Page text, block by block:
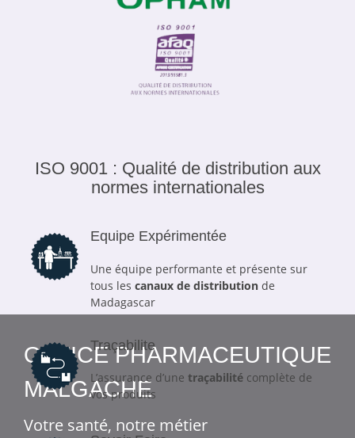
OFFICE PHARMACEUTIQUE
MALGACHE
Votre santé, notre métier
ISO 9001 : Qualité de distribution aux
normes internationales
Equipe Expérimentée
Une équipe performante et présente sur
tous les canaux de distribution de
Madagascar
Traçabilite
L’assurance d’une traçabilité complète de
vos produits